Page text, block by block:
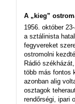
A „kieg”
1956. október
a sztálinista
fegyvereket
ostromolni
Rádió
több más fontos
azonban alig
osztagok
rendőrségi, ipari